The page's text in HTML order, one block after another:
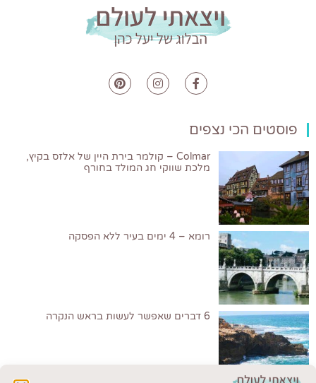
פוסטים הכי נצפים
Colmar – קולמר בירת היין של אלזס בקיץ,
מלכת שווקי חג המולד בחורף
רומא – 4 ימים בעיר ללא הפסקה
6 דברים שאפשר לעשות בראש הנקרה